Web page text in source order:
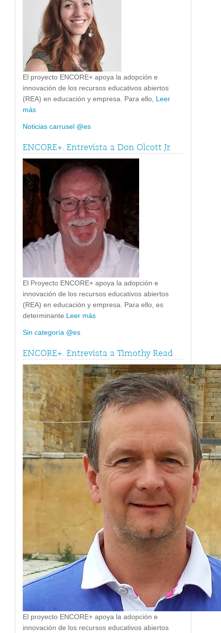
El proyecto ENCORE+ apoya la adopción e
innovación de los recursos educativos abiertos
(REA) en educación y empresa. Para ello, Leer
más
Noticias carrusel @es
ENCORE+. Entrevista a Don Olcott Jr.
El Proyecto ENCORE+ apoya la adopción e
innovación de los recursos educativos abiertos
(REA) en educación y empresa. Para ello, es
determinante Leer más
Sin categoría @es
ENCORE+. Entrevista a Timothy Read
El proyecto ENCORE+ apoya la adopción e
innovación de los recursos educativos abiertos